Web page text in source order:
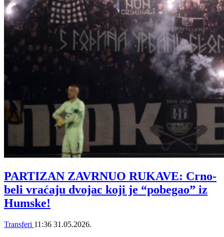
PARTIZAN ZAVRNUO RUKAVE: Crno-
beli vraćaju dvojac koji je “pobegao” iz
Humske!
Transferi 11:36 31.05.2026.